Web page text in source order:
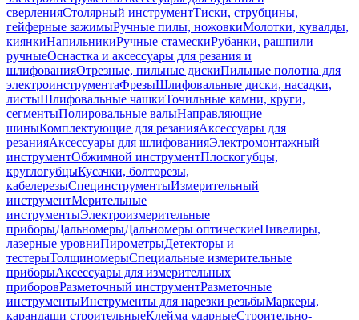
сверленияСтолярный инструментТиски, струбцины,
гейферные зажимыРучные пилы, ножовкиМолотки, кувалды,
киянкиНапильникиРучные стамескиРубанки, рашпили
ручныеОснастка и аксессуары для резания и
шлифованияОтрезные, пильные дискиПильные полотна для
электроинструментаФрезыШлифовальные диски, насадки,
листыШлифовальные чашкиТочильные камни, круги,
сегментыПолировальные валыНаправляющие
шиныКомплектующие для резанияАксессуары для
резанияАксессуары для шлифованияЭлектромонтажный
инструментОбжимной инструментПлоскогубцы,
круглогубцыКусачки, болторезы,
кабелерезыСпецинструментыИзмерительный
инструментМерительные
инструментыЭлектроизмерительные
приборыДальномерыДальномеры оптическиеНивелиры,
лазерные уровниПирометрыДетекторы и
тестерыТолщиномерыСпециальные измерительные
приборыАксессуары для измерительных
приборовРазметочный инструментРазметочные
инструментыИнструменты для нарезки резьбыМаркеры,
карандаши строительныеКлейма ударныеСтроительно-